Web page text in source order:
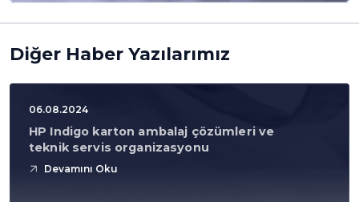
Diğer Haber Yazılarımız
06.08.2024
HP Indigo karton ambalaj çözümleri ve
teknik servis organizasyonu
Devamını Oku